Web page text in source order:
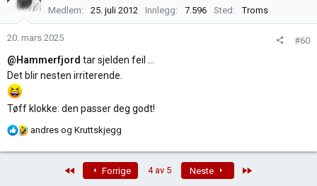
j
o
n
r
:
Medlem 25. juli 2012 Innlegg 7.596 Sted Troms
20. mars 2025 #60
@Hammerfjord tar sjelden feil ...
Det blir nesten irriterende.
Tøff klokke: den passer deg godt!
R
andres og Kruttskjegg
Forrige 4 av 5 Neste